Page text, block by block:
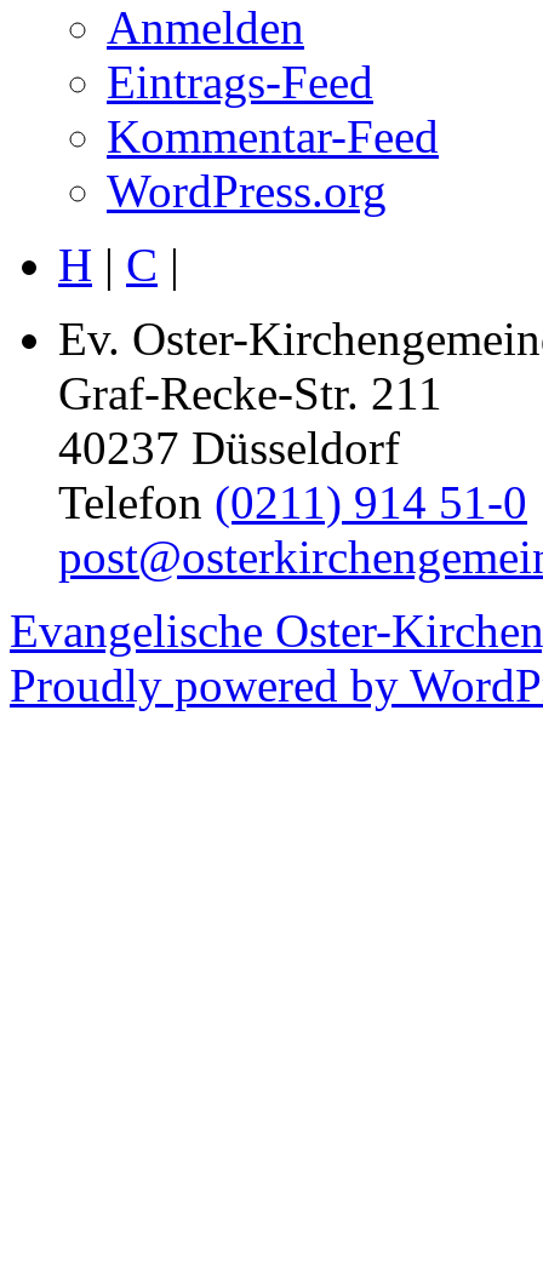
Anmelden
Eintrags-Feed
Kommentar-Feed
WordPress.org
H | C |
Ev. Oster-
Graf-Recke-Str. 211
40237 Düsseldorf
Telefon (0211) 914 51-0
Evangelische Oster-
Proudly powered by